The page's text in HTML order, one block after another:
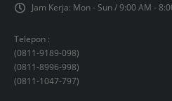
Jam Kerja: Mon - Sun / 9:00 AM -
Telepon :
(0811-9189-098)
(0811-8996-998)
(0811-1047-797)